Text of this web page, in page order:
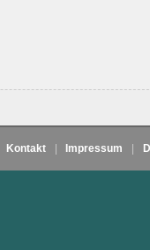
Kontakt Impressum